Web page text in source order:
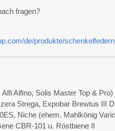
fragen?
de/produkte/
Alfino, Solis Master Top & Pro)
Strega, Expobar Brewtus III
Niche (ehem. Mahlkönig
CBR-101 u. Röstbiene II